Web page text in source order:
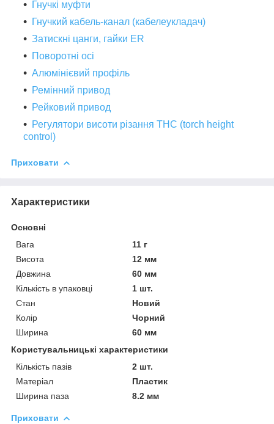
Гнучкі муфти
Гнучкий кабель-канал (кабелеукладач)
Затискні цанги, гайки ER
Поворотні осі
Алюмінієвий профіль
Ремінний привод
Рейковий привод
Регулятори висоти різання THC (torch height
control)
Приховати
Характеристики
Основні
Вага
11 г
Висота
12 мм
Довжина
60 мм
Кількість в упаковці
1 шт.
Стан
Новий
Колір
Чорний
Ширина
60 мм
Користувальницькі характеристики
Кількість пазів
2 шт.
Матеріал
Пластик
Ширина паза
8.2 мм
Приховати